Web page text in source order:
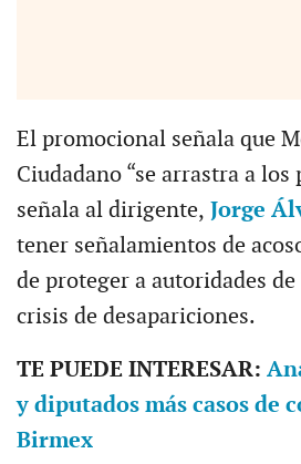
El promocional señala que
Ciudadano “se arrastra a los
señala al dirigente, Jorge
tener señalamientos de
de proteger a autoridades
crisis de desapariciones.
TE PUEDE INTERESAR:
y diputados más casos de
Birmex